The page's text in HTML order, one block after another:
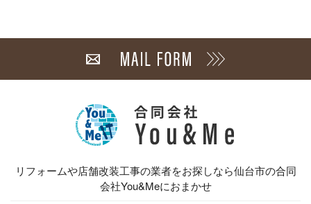
リフォームや店舗改装工事の業者をお探しなら仙台市の合同
会社You&Meにおまかせ